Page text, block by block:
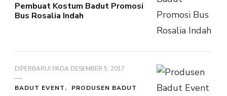
Pembuat Kostum Badut Promosi
Bus Rosalia Indah
DIPERBARUI PADA DESEMBER 5, 2017
BADUT EVENT PRODUSEN BADUT